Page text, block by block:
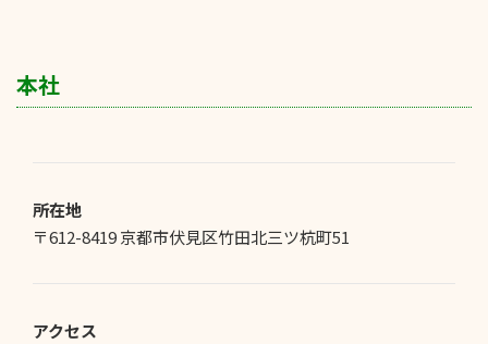
本社
所在地
〒612-8419 京都市伏見区竹田北三ツ杭町51
アクセス